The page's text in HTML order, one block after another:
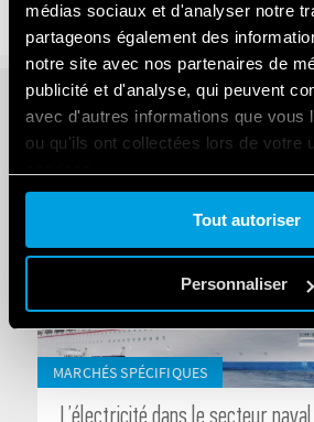
médias sociaux et d'analyser notre
partageons également des
notre site avec nos partenaires de
publicité et d'analyse, qui peuvent
avec d'autres informations que vous
ou qu'ils ont collectées lors de votre
Tout autoriser
Personnaliser
Related Blogs
MARCHÉS SPÉCIFIQUES
L’électricité dans le secteur